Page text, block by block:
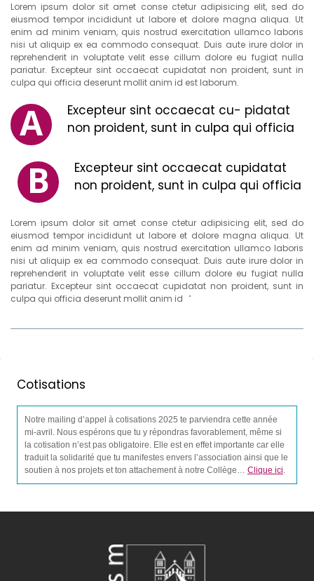
Lorem ipsum dolor sit amet conse ctetur adipisicing elit, sed do
eiusmod tempor incididunt ut labore et dolore magna aliqua. Ut
enim ad minim veniam, quis nostrud exercitation ullamco laboris
nisi ut aliquip ex ea commodo consequat. Duis aute irure dolor in
reprehenderit in voluptate velit esse cillum dolore eu fugiat nulla
pariatur. Excepteur sint occaecat cupidatat non proident, sunt in
culpa qui officia deserunt mollit anim id est laborum.
A
Excepteur sint occaecat cu- pidatat
non proident, sunt in culpa qui officia
B
Excepteur sint occaecat cupidatat
non proident, sunt in culpa qui officia
Lorem ipsum dolor sit amet conse ctetur adipisicing elit, sed do
eiusmod tempor incididunt ut labore et dolore magna aliqua. Ut
enim ad minim veniam, quis nostrud exercitation ullamco laboris
nisi ut aliquip ex ea commodo consequat. Duis aute irure dolor in
reprehenderit in voluptate velit esse cillum dolore eu fugiat nulla
pariatur. Excepteur sint occaecat cupidatat non proident, sunt in
culpa qui officia deserunt mollit anim id
Cotisations
Notre mailing d’appel à cotisations 2025 te parviendra cette année
mi-avril. Nous espérons que tu y répondras favorablement, même si
la cotisation n’est pas obligatoire. Elle est en effet importante car elle
traduit la solidarité que tu manifestes envers l’association ainsi que le
soutien à nos projets et ton attachement à notre Collège… Clique ici.